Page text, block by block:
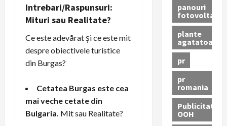
Intrebari/Raspunsuri:
Mituri sau Realitate?
Ce este adevărat și ce este mit
despre obiectivele turistice
din Burgas?
Cetatea Burgas este cea
mai veche cetate din
Bulgaria. Mit sau Realitate?
panouri
fotovoltaice
plante
agatatoare
pr
pr
romania
Publicitate
OOH